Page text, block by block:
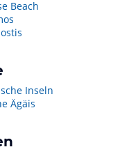
Beach
Inseln
Ägäis